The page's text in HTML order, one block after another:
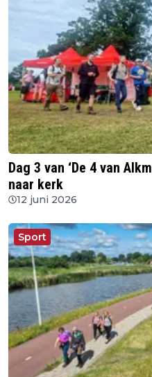
Dag 3 van ‘De 4 van
naar kerk
12 juni 2026
Sport